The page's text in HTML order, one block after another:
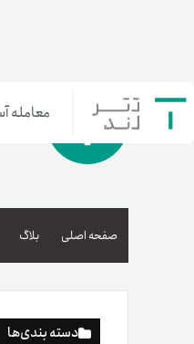
معامله
صفحه اصلی بلاگ
دسته بندی‌ها